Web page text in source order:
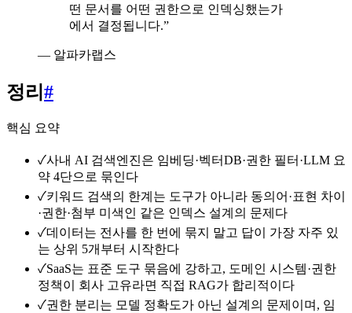
떤 문서를 어떤 권한으로 인덱싱했는가
에서 결정됩니다.”
— 알파카랩스
정리 #
핵심 요약
✓사내 AI 검색엔진은 임베딩·벡터DB·권한 필터·LLM 요
약 4단으로 묶인다
✓키워드 검색의 한계는 도구가 아니라 동의어·표현 차이
·권한·첨부 미색인 같은 인덱스 설계의 문제다
✓데이터는 전사를 한 번에 묶지 말고 답이 가장 자주 있
는 상위 5개부터 시작한다
✓SaaS는 표준 도구 묶음에 강하고, 도메인 시스템·권한
정책이 회사 고유라면 직접 RAG가 합리적이다
✓권한 분리는 모델 정확도가 아닌 설계의 문제이며, 임